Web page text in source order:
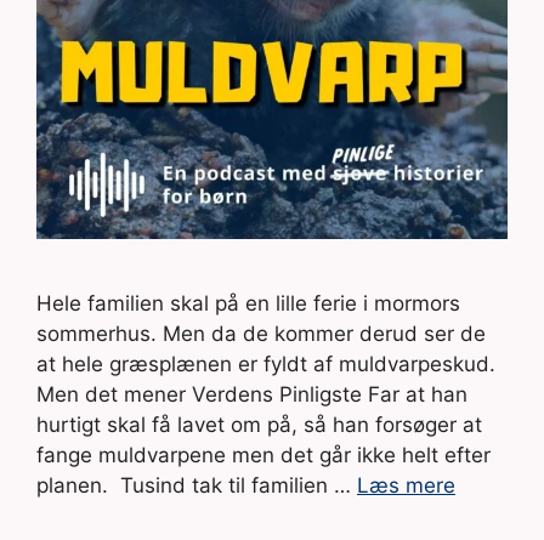
Hele familien skal på en lille ferie i mormors
sommerhus. Men da de kommer derud ser de
at hele græsplænen er fyldt af muldvarpeskud.
Men det mener Verdens Pinligste Far at han
hurtigt skal få lavet om på, så han forsøger at
fange muldvarpene men det går ikke helt efter
planen. Tusind tak til familien … Læs mere